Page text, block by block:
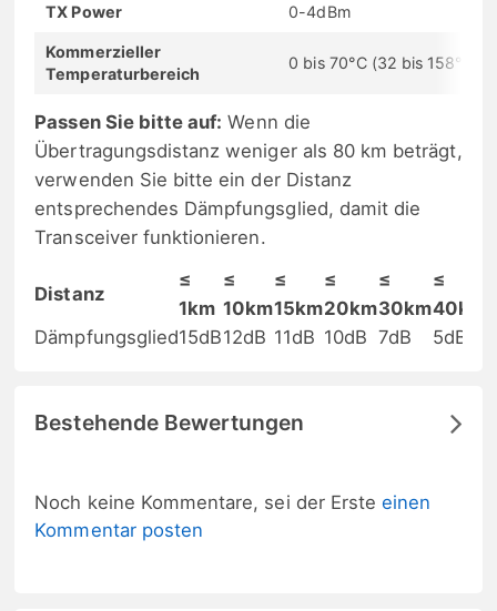
TX Power 0-4dBm
Kommerzieller
Temperaturbereich
0 bis 70°C (32 bis 158°F)
Passen Sie bitte auf: Wenn die
Übertragungsdistanz weniger als 80 km beträgt,
verwenden Sie bitte ein der Distanz
entsprechendes Dämpfungsglied, damit die
Transceiver funktionieren.
Distanz
≤
1km
≤
10km
≤
15km
≤
20km
≤
30km
≤
40km
Dämpfungsglied15dB12dB 11dB 10dB 7dB 5dB
Bestehende Bewertungen
Noch keine Kommentare, sei der Ersteeinen
Kommentar posten